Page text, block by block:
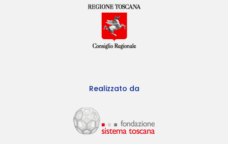
Realizzato da